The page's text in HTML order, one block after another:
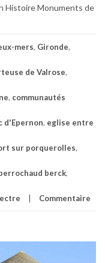
Histoire Monuments de
mers, Gironde,
de Valrose,
, communautés
d'Epernon, eglise entre
sur porquerolles,
berck,
Commentaire